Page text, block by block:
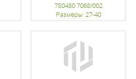
780480 7068/002
Размеры: 27-40